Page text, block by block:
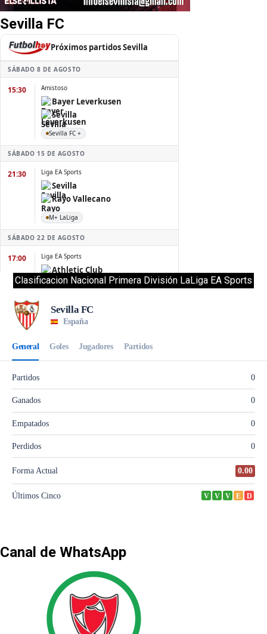
Sevilla FC
Clasificacion Nacional Primera División LaLiga EA Sports
Canal de WhatsApp